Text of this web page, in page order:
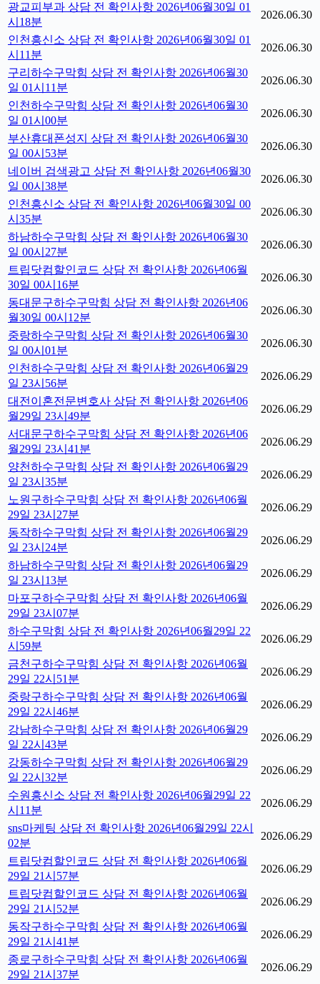
광교피부과 상담 전 확인사항 2026년06월30일 01
시18분
2026.06.30
인천흥신소 상담 전 확인사항 2026년06월30일 01
시11분
2026.06.30
구리하수구막힘 상담 전 확인사항 2026년06월30
일 01시11분
2026.06.30
인천하수구막힘 상담 전 확인사항 2026년06월30
일 01시00분
2026.06.30
부산휴대폰성지 상담 전 확인사항 2026년06월30
일 00시53분
2026.06.30
네이버 검색광고 상담 전 확인사항 2026년06월30
일 00시38분
2026.06.30
인천흥신소 상담 전 확인사항 2026년06월30일 00
시35분
2026.06.30
하남하수구막힘 상담 전 확인사항 2026년06월30
일 00시27분
2026.06.30
트립닷컴할인코드 상담 전 확인사항 2026년06월
30일 00시16분
2026.06.30
동대문구하수구막힘 상담 전 확인사항 2026년06
월30일 00시12분
2026.06.30
중랑하수구막힘 상담 전 확인사항 2026년06월30
일 00시01분
2026.06.30
인천하수구막힘 상담 전 확인사항 2026년06월29
일 23시56분
2026.06.29
대전이혼전문변호사 상담 전 확인사항 2026년06
월29일 23시49분
2026.06.29
서대문구하수구막힘 상담 전 확인사항 2026년06
월29일 23시41분
2026.06.29
양천하수구막힘 상담 전 확인사항 2026년06월29
일 23시35분
2026.06.29
노원구하수구막힘 상담 전 확인사항 2026년06월
29일 23시27분
2026.06.29
동작하수구막힘 상담 전 확인사항 2026년06월29
일 23시24분
2026.06.29
하남하수구막힘 상담 전 확인사항 2026년06월29
일 23시13분
2026.06.29
마포구하수구막힘 상담 전 확인사항 2026년06월
29일 23시07분
2026.06.29
하수구막힘 상담 전 확인사항 2026년06월29일 22
시59분
2026.06.29
금천구하수구막힘 상담 전 확인사항 2026년06월
29일 22시51분
2026.06.29
중랑구하수구막힘 상담 전 확인사항 2026년06월
29일 22시46분
2026.06.29
강남하수구막힘 상담 전 확인사항 2026년06월29
일 22시43분
2026.06.29
강동하수구막힘 상담 전 확인사항 2026년06월29
일 22시32분
2026.06.29
수원흥신소 상담 전 확인사항 2026년06월29일 22
시11분
2026.06.29
sns마케팅 상담 전 확인사항 2026년06월29일 22시
02분
2026.06.29
트립닷컴할인코드 상담 전 확인사항 2026년06월
29일 21시57분
2026.06.29
트립닷컴할인코드 상담 전 확인사항 2026년06월
29일 21시52분
2026.06.29
동작구하수구막힘 상담 전 확인사항 2026년06월
29일 21시41분
2026.06.29
종로구하수구막힘 상담 전 확인사항 2026년06월
29일 21시37분
2026.06.29